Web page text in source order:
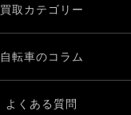
買取カテゴリー
自転車のコラム
よくある質問